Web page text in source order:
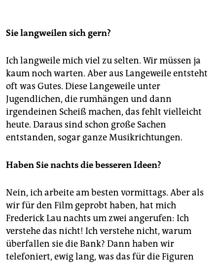
Sie langweilen sich gern?
Ich langweile mich viel zu selten. Wir müssen ja
kaum noch warten. Aber aus Langeweile entsteht
oft was Gutes. Diese Langeweile unter
Jugendlichen, die rumhängen und dann
irgendeinen Scheiß machen, das fehlt vielleicht
heute. Daraus sind schon große Sachen
entstanden, sogar ganze Musikrichtungen.
Haben Sie nachts die besseren Ideen?
Nein, ich arbeite am besten vormittags. Aber als
wir für den Film geprobt haben, hat mich
Frederick Lau nachts um zwei angerufen: Ich
verstehe das nicht! Ich verstehe nicht, warum
überfallen sie die Bank? Dann haben wir
telefoniert, ewig lang, was das für die Figuren